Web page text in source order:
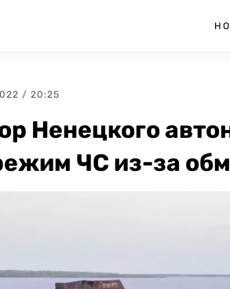
/ 20:25
Ненецкого
ЧС из-за